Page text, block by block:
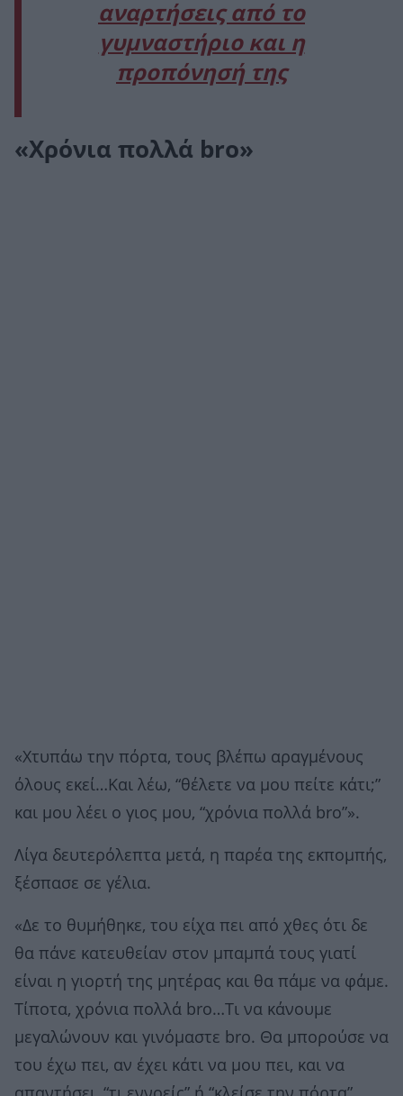
αναρτήσεις από το
γυμναστήριο και η
προπόνησή της
«Xρόνια πολλά bro»
«Χτυπάω την πόρτα, τους βλέπω αραγμένους
όλους εκεί…Και λέω, “θέλετε να μου πείτε κάτι;”
και μου λέει ο γιος μου, “χρόνια πολλά bro”».
Λίγα δευτερόλεπτα μετά, η παρέα της εκπομπής,
ξέσπασε σε γέλια.
«Δε το θυμήθηκε, του είχα πει από χθες ότι δε
θα πάνε κατευθείαν στον μπαμπά τους γιατί
είναι η γιορτή της μητέρας και θα πάμε να φάμε.
Τίποτα, χρόνια πολλά bro…Τι να κάνουμε
μεγαλώνουν και γινόμαστε bro. Θα μπορούσε να
του έχω πει, αν έχει κάτι να μου πει, και να